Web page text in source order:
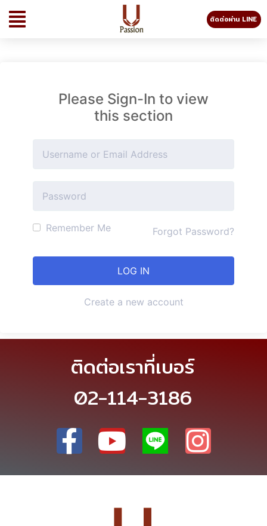
ติดต่อผ่าน LINE
Please Sign-In to view
this section
Remember Me Forgot Password?
Create a new account
ติดต่อเราที่เบอร์
02-114-3186